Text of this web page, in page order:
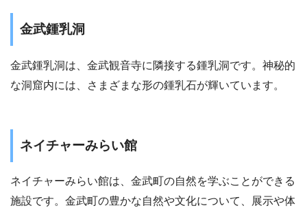
金武鍾乳洞
金武鍾乳洞は、金武観音寺に隣接する鍾乳洞です。神秘的
な洞窟内には、さまざまな形の鍾乳石が輝いています。
ネイチャーみらい館
ネイチャーみらい館は、金武町の自然を学ぶことができる
施設です。金武町の豊かな自然や文化について、展示や体